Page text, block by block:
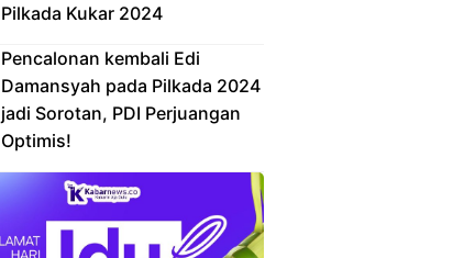
Pilkada Kukar 2024
Pencalonan kembali Edi
Damansyah pada Pilkada 2024
jadi Sorotan, PDI Perjuangan
Optimis!